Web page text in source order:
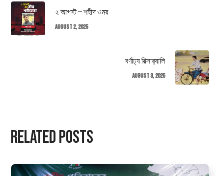
২ আগস্ট — শহীদ ওমর
August 2, 2025
বর্ণাঢ্য রিক্সার‌্যালি
August 3, 2025
Related Posts